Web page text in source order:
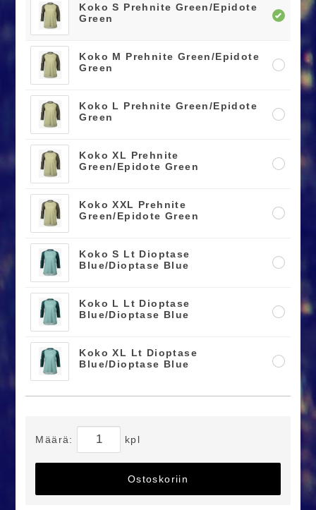
Koko S Prehnite Green/Epidote
Green
Koko M Prehnite Green/Epidote
Green
Koko L Prehnite Green/Epidote
Green
Koko XL Prehnite
Green/Epidote Green
Koko XXL Prehnite
Green/Epidote Green
Koko S Lt Dioptase
Blue/Dioptase Blue
Koko L Lt Dioptase
Blue/Dioptase Blue
Koko XL Lt Dioptase
Blue/Dioptase Blue
Määrä: kpl
Ostoskoriin